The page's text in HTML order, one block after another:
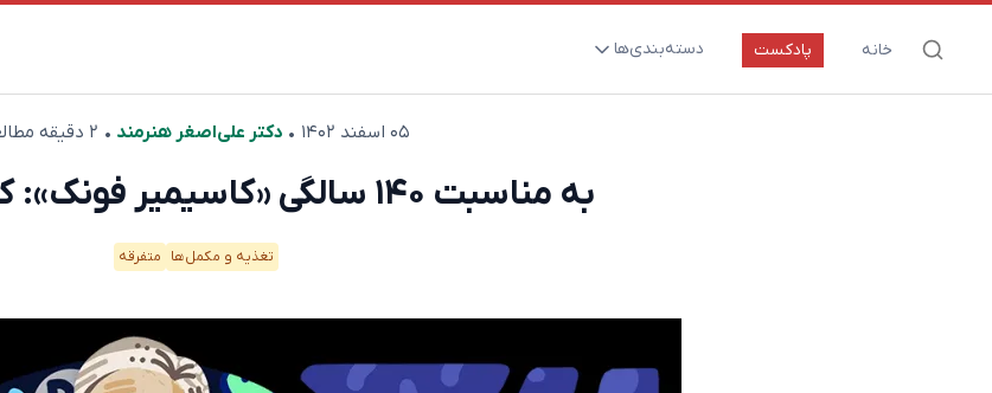
خانه پادکست دسته‌بندی‌ها
ارتقای سلامت و طول عمر
بیماری‌ها و پاتوژن‌ها
مادر و کودک
۰۵ اسفند ۱۴۰۲ • دکتر علی‌اصغر هنرمند • ۲ دقیقه مطالعه
​​به مناسبت ۱۴۰ سالگی «کاسیمیر فونک»: کاشف ویتامین
تغذیه و مکمل‌ها متفرقه